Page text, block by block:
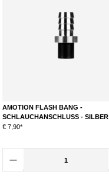
AMOTION FLASH BANG -
SCHLAUCHANSCHLUSS - SILBER
€ 7,90*